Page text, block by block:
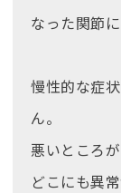
なった関節
慢性的な症
ん。
悪いところ
どこにも異